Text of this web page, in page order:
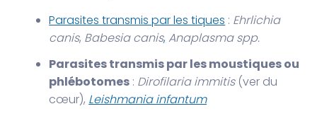
Parasites transmis par les tiques : Ehrlichia
canis, Babesia canis,Anaplasma spp.
Parasites transmis par les moustiques ou
phlébotomes : Dirofilaria immitis(ver du
cœur), Leishmania infantum